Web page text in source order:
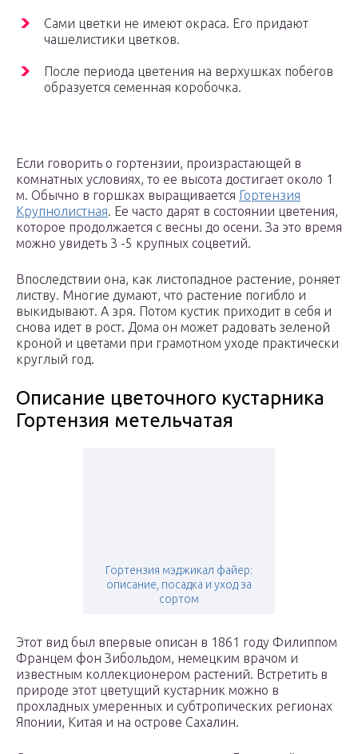
Сами цветки не имеют окраса. Его придают
чашелистики цветков.
После периода цветения на верхушках побегов
образуется семенная коробочка.
Если говорить о гортензии, произрастающей в
комнатных условиях, то ее высота достигает около 1
м. Обычно в горшках выращивается Гортензия
Крупнолистная. Ее часто дарят в состоянии цветения,
которое продолжается с весны до осени. За это время
можно увидеть 3 -5 крупных соцветий.
Впоследствии она, как листопадное растение, роняет
листву. Многие думают, что растение погибло и
выкидывают. А зря. Потом кустик приходит в себя и
снова идет в рост. Дома он может радовать зеленой
кроной и цветами при грамотном уходе практически
круглый год.
Описание цветочного кустарника
Гортензия метельчатая
Гортензия мэджикал файер:
описание, посадка и уход за
сортом
Этот вид был впервые описан в 1861 году Филиппом
Францем фон Зибольдом, немецким врачом и
известным коллекционером растений. Встретить в
природе этот цветущий кустарник можно в
прохладных умеренных и субтропических регионах
Японии, Китая и на острове Сахалин.